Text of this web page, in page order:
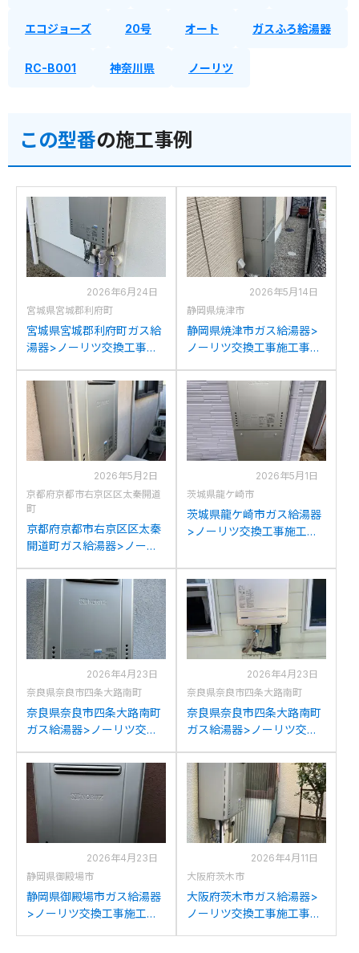
エコジョーズ 20号 オート ガスふろ給湯器
RC-B001 神奈川県 ノーリツ
この型番の施工事例
2026年6月24日
宮城県宮城郡利府町
宮城県宮城郡利府町ガス給
湯器>ノーリツ交換工事施
C2042SAWX-MBからノー
リツGT-C2072SAW BLへ
の交換
2026年5月14日
静岡県焼津市
静岡県焼津市ガス給湯器>
ノーリツ交換工事施工事
A2003SAW(A)からノーリ
ツGT-C2072SAW BLへの
交換
2026年5月2日
京都府京都市右京区区太秦開道
町
京都府京都市右京区区太秦
開道町ガス給湯器>ノーリ
リツGT-2428SAWXからノ
ーリツGT-C2072SAW BL
への交換
2026年5月1日
茨城県龍ケ崎市
茨城県龍ケ崎市ガス給湯器
>ノーリツ交換工事施工事
C2052SAWX-2からノーリ
ツGT-C2072SAW BLへの
交換
2026年4月23日
奈良県奈良市四条大路南町
奈良県奈良市四条大路南町
ガス給湯器>ノーリツ交換
GT-C2032SAWXからノー
リツGT-C2072SAW BLへ
の交換
2026年4月23日
奈良県奈良市四条大路南町
奈良県奈良市四条大路南町
ガス給湯器>ノーリツ交換
GT-C2032SAWXからノー
リツGT-C2072SAW BLへ
の交換
2026年4月23日
静岡県御殿場市
静岡県御殿場市ガス給湯器
>ノーリツ交換工事施工事
2026年4月11日
大阪府茨木市
大阪府茨木市ガス給湯器>
ノーリツ交換工事施工事